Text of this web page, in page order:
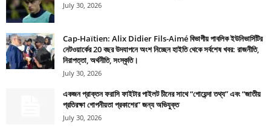
July 30, 2026
Cap-Haïtien: Alix Didier Fils-Aimé বিভাগীয় পাবলিক ইউনিভার্সিটির
নেটওয়ার্কের 20 বছর উদযাপনে অংশ নিচ্ছেন হাইতি থেকে সর্বশেষ খবর: রাজনীতি,
নিরাপত্তা, অর্থনীতি, সংস্কৃতি।
July 30, 2026
একজন প্রাক্তন ফরাসি ফাইটার পাইলট চীনের সাথে “গোয়েন্দা তথ্য” এবং “জাতীয়
প্রতিরক্ষা গোপনীয়তা প্রকাশের” জন্য অভিযুক্ত
July 30, 2026